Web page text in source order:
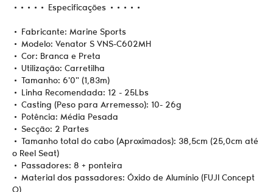
••••• Especificações •••••
• Fabricante: Marine Sports
• Modelo: Venator S VNS-C602MH
• Cor: Branca e Preta
• Utilização: Carretilha
• Tamanho: 6'0" (1,83m)
• Linha Recomendada: 12 - 25Lbs
• Casting (Peso para Arremesso): 10- 26g
• Potência: Média Pesada
• Secção: 2 Partes
• Tamanho total do cabo (Aproximados): 38,5cm (25,0cm até
o Reel Seat)
• Passadores: 8 + ponteira
• Material dos passadores: Óxido de Alumínio (FUJI Concept
O)